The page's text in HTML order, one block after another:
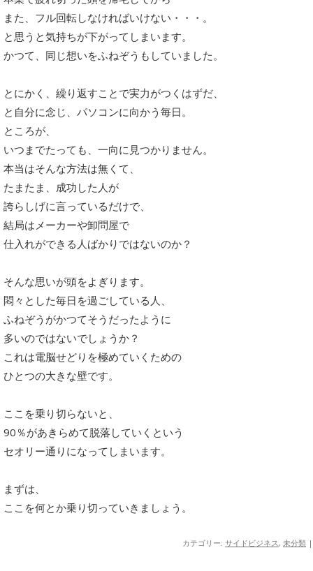
また、フル回転しなければいけない・・・。
と思うと気持ちが下がってしまいます。
かつて、同じ想いをふねぞうもしていました。
とにかく、繰り返すことで実力がつくはずだ、
と自分に念じ、パソコンに向かう毎日。
ところが、
いつまでたっても、一向に見つかりません。
本当はそんな方法は無くて、
たまたま、成功した人が
誇らしげに言っているだけで、
結局はメーカーや卸問屋で
仕入れができる人ばかりではないのか？
そんな思いが頭をよぎります。
悶々とした毎日を過ごしている人、
ふねぞうがかつてそうだったように
多いのではないでしょうか？
これは電脳せどりを極めていくための
ひとつの大きな壁です。
ここを乗り切らないと、
90％があきらめて脱落していくという
セオリー通りになってしまいます。
まずは、
ここを何とか乗り切っていきましょう。
カテゴリー: サイドビジネス , 未分類 |